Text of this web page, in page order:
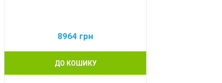
8964 грн
ДО КОШИКУ